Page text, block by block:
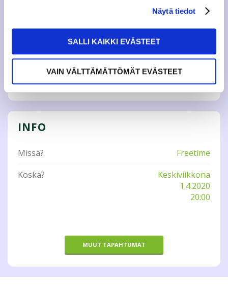
Näytä tiedot
SALLI KAIKKI EVÄSTEET
VAIN VÄLTTÄMÄTTÖMÄT EVÄSTEET
Tweet
INFO
Missä?
Freetime
Koska?
Keskiviikkona
1.4.2020
20:00
MUUT TAPAHTUMAT